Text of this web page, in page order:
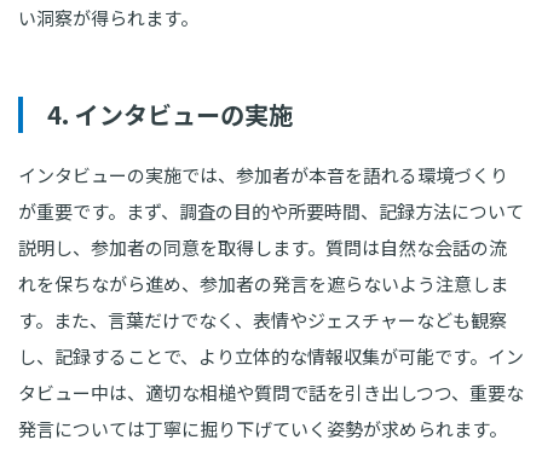
い洞察が得られます。
4. インタビューの実施
インタビューの実施では、参加者が本音を語れる環境づくり
が重要です。まず、調査の目的や所要時間、記録方法について
説明し、参加者の同意を取得します。質問は自然な会話の流
れを保ちながら進め、参加者の発言を遮らないよう注意しま
す。また、言葉だけでなく、表情やジェスチャーなども観察
し、記録することで、より立体的な情報収集が可能です。イン
タビュー中は、適切な相槌や質問で話を引き出しつつ、重要な
発言については丁寧に掘り下げていく姿勢が求められます。